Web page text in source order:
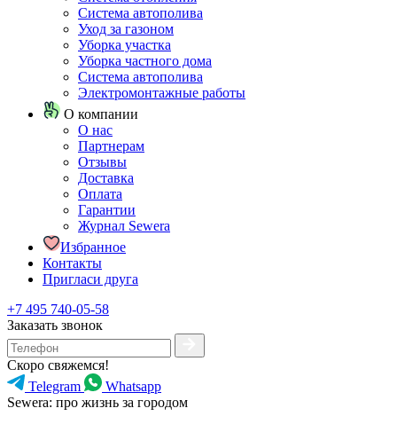
Система автополива
Уход за газоном
Уборка участка
Уборка частного дома
Система автополива
Электромонтажные работы
О компании
О нас
Партнерам
Отзывы
Доставка
Оплата
Гарантии
Журнал Sewera
Избранное
Контакты
Пригласи друга
+7 495 740-05-58
Заказать звонок
Скоро свяжемся!
Telegram
Whatsapp
Sewera: про жизнь за городом